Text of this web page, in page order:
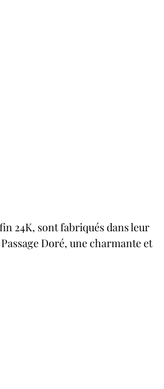
24K, sont fabriqués dans leur
Doré, une charmante et